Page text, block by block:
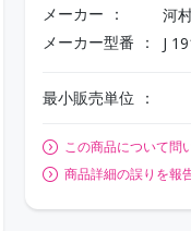
メーカー 河
メーカー型番 J
最小販売単位
この商品について問
商品詳細の誤りを報